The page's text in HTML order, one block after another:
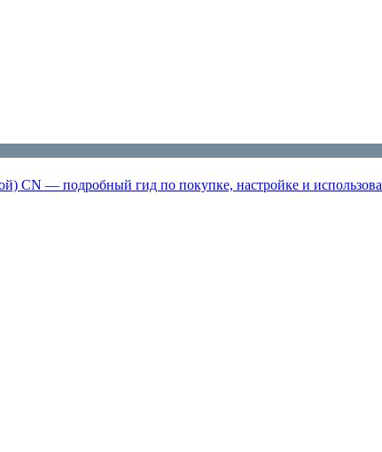
CN — подробный гид по покупке, настройке и